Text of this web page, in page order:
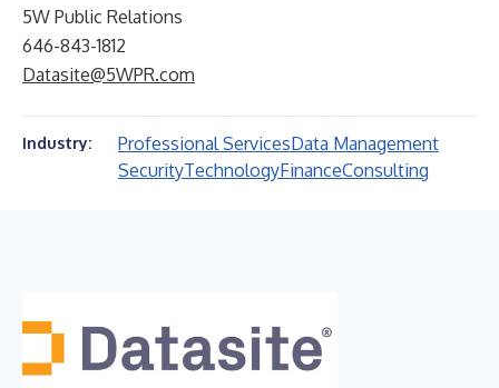
5W Public Relations
646-843-1812
Datasite@5WPR.com
Industry: Professional ServicesData Management
SecurityTechnologyFinanceConsulting